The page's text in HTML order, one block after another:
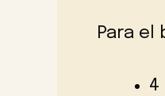
Para el
4